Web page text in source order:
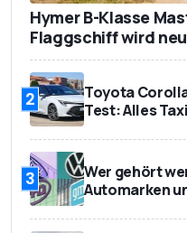
Hymer B-Klasse
Flaggschiff wird neu
2
Toyota
Test: Alles
3
Wer gehört
Automarken